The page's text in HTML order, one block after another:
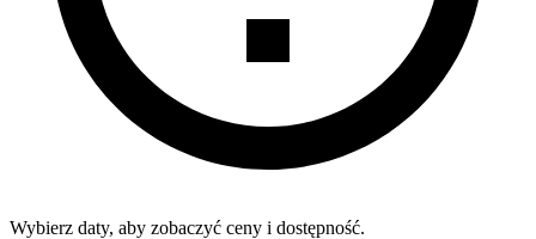
Wybierz daty, aby zobaczyć ceny i dostępność.